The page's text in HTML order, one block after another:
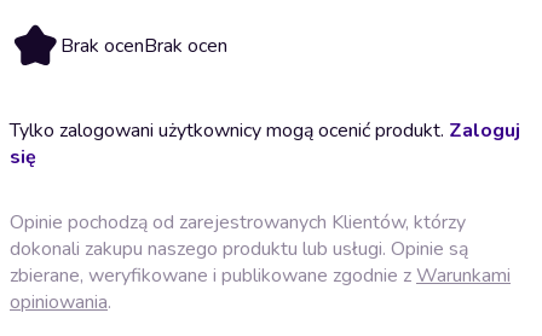
Brak ocenBrak ocen
Tylko zalogowani użytkownicy mogą ocenić produkt. Zaloguj
się
Opinie pochodzą od zarejestrowanych Klientów, którzy
dokonali zakupu naszego produktu lub usługi. Opinie są
zbierane, weryfikowane i publikowane zgodnie zWarunkami
opiniowania.